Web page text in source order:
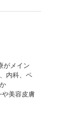
がメイン
内科、ペ
美容皮膚